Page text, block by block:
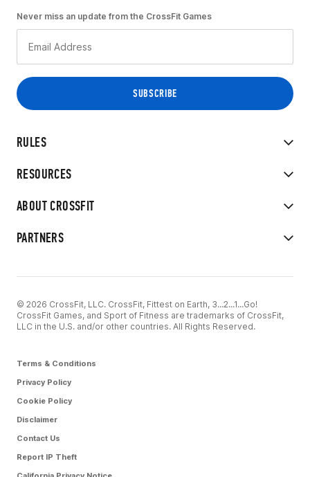
RULES
RESOURCES
ABOUT CROSSFIT
PARTNERS
Never miss an update from the CrossFit Games
© 2026 CrossFit, LLC. CrossFit, Fittest on Earth, 3...2...1...Go!
CrossFit Games, and Sport of Fitness are trademarks of CrossFit,
LLC in the U.S. and/or other countries. All Rights Reserved.
Terms & Conditions
Privacy Policy
Cookie Policy
Disclaimer
Contact Us
Report IP Theft